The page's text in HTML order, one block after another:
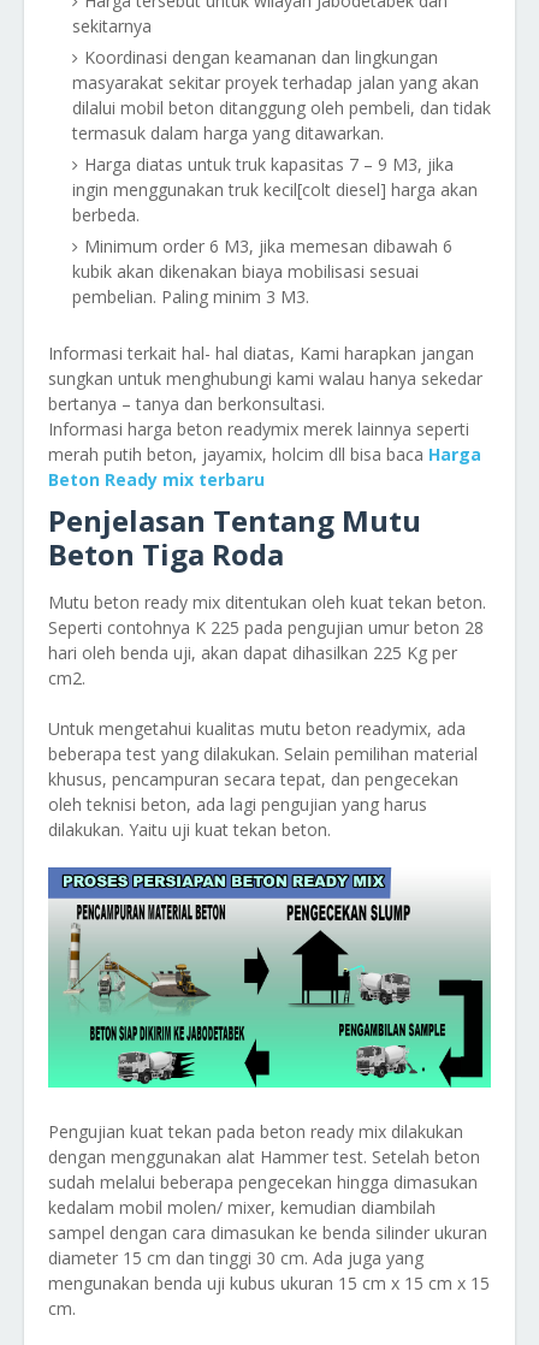
sekitarnya
Koordinasi dengan keamanan dan lingkungan
masyarakat sekitar proyek terhadap jalan yang akan
dilalui mobil beton ditanggung oleh pembeli, dan tidak
termasuk dalam harga yang ditawarkan.
Harga diatas untuk truk kapasitas 7 – 9 M3, jika
ingin menggunakan truk kecil[colt diesel] harga akan
berbeda.
Minimum order 6 M3, jika memesan dibawah 6
kubik akan dikenakan biaya mobilisasi sesuai
pembelian. Paling minim 3 M3.
Informasi terkait hal- hal diatas, Kami harapkan jangan
sungkan untuk menghubungi kami walau hanya sekedar
bertanya – tanya dan berkonsultasi.
Informasi harga beton readymix merek lainnya seperti
merah putih beton, jayamix, holcim dll bisa baca Harga
Beton Ready mix terbaru
Penjelasan Tentang Mutu
Beton Tiga Roda
Mutu beton ready mix ditentukan oleh kuat tekan beton.
Seperti contohnya K 225 pada pengujian umur beton 28
hari oleh benda uji, akan dapat dihasilkan 225 Kg per
cm2.
Untuk mengetahui kualitas mutu beton readymix, ada
beberapa test yang dilakukan. Selain pemilihan material
khusus, pencampuran secara tepat, dan pengecekan
oleh teknisi beton, ada lagi pengujian yang harus
dilakukan. Yaitu uji kuat tekan beton.
Pengujian kuat tekan pada beton ready mix dilakukan
dengan menggunakan alat Hammer test. Setelah beton
sudah melalui beberapa pengecekan hingga dimasukan
kedalam mobil molen/ mixer, kemudian diambilah
sampel dengan cara dimasukan ke benda silinder ukuran
diameter 15 cm dan tinggi 30 cm. Ada juga yang
mengunakan benda uji kubus ukuran 15 cm x 15 cm x 15
cm.